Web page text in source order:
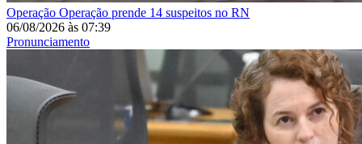
Operação Operação prende 14 suspeitos no RN
06/08/2026 às 07:39
Pronunciamento